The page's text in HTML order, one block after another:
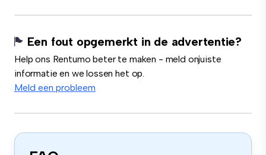
Een fout opgemerkt in de advertentie?
Help ons Rentumo beter te maken - meld onjuiste
informatie en we lossen het op.
Meld een probleem